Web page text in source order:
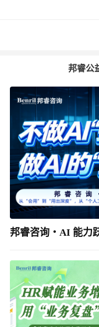
邦睿公
邦睿咨询・AI 能力